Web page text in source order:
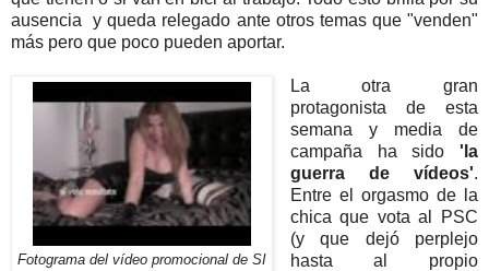
ausencia y queda relegado ante otros temas que "venden"
más pero que poco pueden aportar.
Fotograma del vídeo promocional de SI
La otra gran
protagonista de esta
semana y media de
campaña ha sido 'la
guerra de vídeos'.
Entre el orgasmo de la
chica que vota al PSC
(y que dejó perplejo
hasta al propio